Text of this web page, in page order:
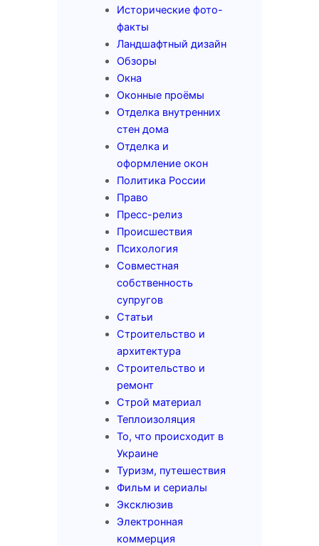
Исторические фото-
факты
Ландшафтный дизайн
Обзоры
Окна
Оконные проёмы
Отделка внутренних
стен дома
Отделка и
оформление окон
Политика России
Право
Пресс-релиз
Происшествия
Психология
Совместная
собственность
супругов
Статьи
Строительство и
архитектура
Строительство и
ремонт
Строй материал
Теплоизоляция
То, что происходит в
Украине
Туризм, путешествия
Фильм и сериалы
Эксклюзив
Электронная
коммерция